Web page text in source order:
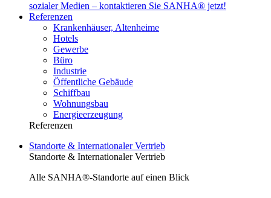
Referenzen
Krankenhäuser, Altenheime
Hotels
Gewerbe
Büro
Industrie
Öffentliche Gebäude
Schiffbau
Wohnungsbau
Energieerzeugung
Referenzen
Standorte & Internationaler Vertrieb
Standorte & Internationaler Vertrieb
Alle SANHA®-Standorte auf einen Blick